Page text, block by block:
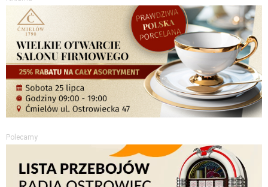
Polecamy